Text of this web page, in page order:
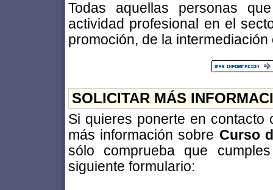
Todas aquellas personas
actividad profesional en el
promoción, de la
SOLICITAR MÁS
Si quieres ponerte en contacto
más información sobre Curso
sólo comprueba que
siguiente formulario: